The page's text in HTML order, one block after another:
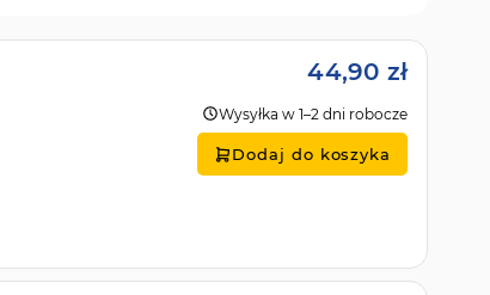
44,90 zł
Wysyłka w 1–2 dni robocze
Dodaj do koszyka